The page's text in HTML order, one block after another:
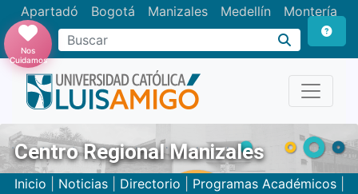
Apartadó Bogotá Manizales Medellín Montería
Nos
Cuidamos
Centro Regional Manizales
Inicio Noticias| Directorio Programas Académicos|